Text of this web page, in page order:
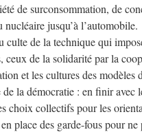
de surconsommation, de
jusqu’à l’automobile.
culte de la technique qui
ceux de la solidarité par la
et les cultures des
la démocratie : en finir avec
choix collectifs pour les
place des garde-fous pour